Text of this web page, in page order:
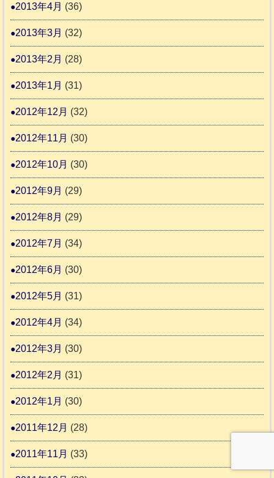
2013年4月 (36)
2013年3月 (32)
2013年2月 (28)
2013年1月 (31)
2012年12月 (32)
2012年11月 (30)
2012年10月 (30)
2012年9月 (29)
2012年8月 (29)
2012年7月 (34)
2012年6月 (30)
2012年5月 (31)
2012年4月 (34)
2012年3月 (30)
2012年2月 (31)
2012年1月 (30)
2011年12月 (28)
2011年11月 (33)